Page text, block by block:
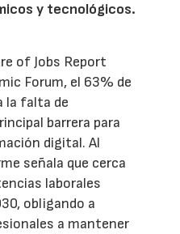
y tecnológicos.
of Jobs Report
Forum, el 63% de
la falta de
barrera para
digital. Al
señala que cerca
laborales
obligando a
a mantener